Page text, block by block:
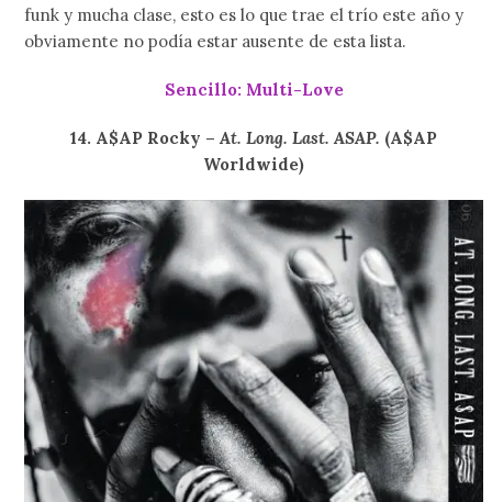
funk y mucha clase, esto es lo que trae el trío este año y
obviamente no podía estar ausente de esta lista.
Sencillo: Multi-Love
14. A$AP Rocky –At. Long. Last. ASAP. (A$AP
Worldwide)